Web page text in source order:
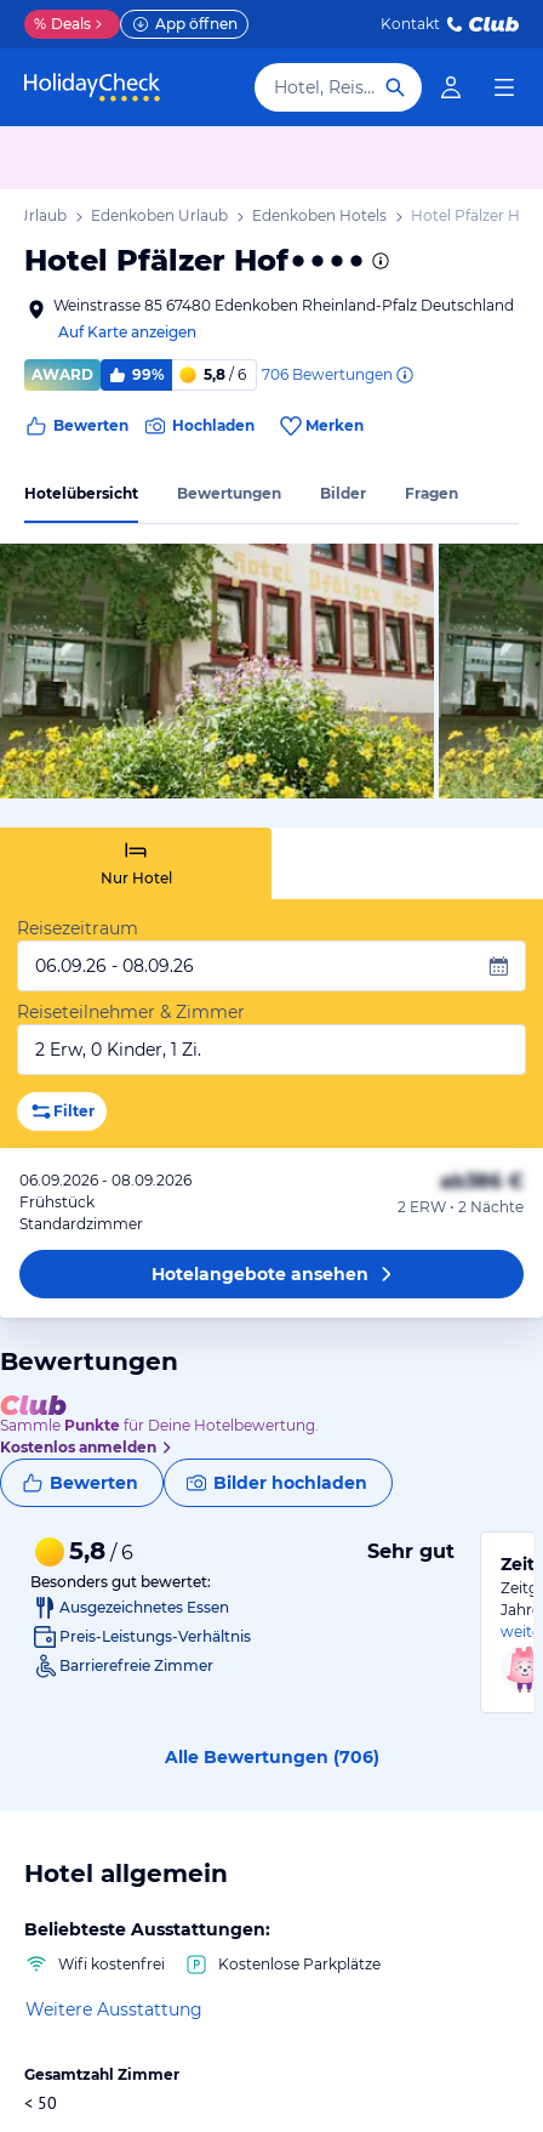
% Deals App öffnen Kontakt
Hotel, Reiseziel
Urlaub Edenkoben Urlaub Edenkoben Hotels Hotel Pfälzer Hof
Hotel Pfälzer Hof
Weinstrasse 85 67480 Edenkoben Rheinland-Pfalz Deutschland
Auf Karte anzeigen
AWARD 99% 5,8 / 6 706 Bewertungen
Bewerten Hochladen Merken
Hotelübersicht Bewertungen Bilder Fragen
vom
Nur Hotel
Reisezeitraum
06.09.26 - 08.09.26
Reiseteilnehmer & Zimmer
2 Erw, 0 Kinder, 1 Zi.
Filter
06.09.2026 - 08.09.2026
Frühstück
Standardzimmer
ab386 €
2 ERW • 2 Nächte
Hotelangeboteansehen
Bewertungen
Sammle Punkte für Deine Hotelbewertung.
Kostenlos anmelden
Bewerten Bilder hochladen
5,8 / 6 Sehr gut
Besonders gut bewertet:
Ausgezeichnetes Essen
Preis-Leistungs-Verhältnis
Barrierefreie Zimmer
Alle Bewertungen (706)
Hotel allgemein
Beliebteste Ausstattungen:
Wifi kostenfrei Kostenlose Parkplätze
Weitere Ausstattung
Gesamtzahl Zimmer
< 50